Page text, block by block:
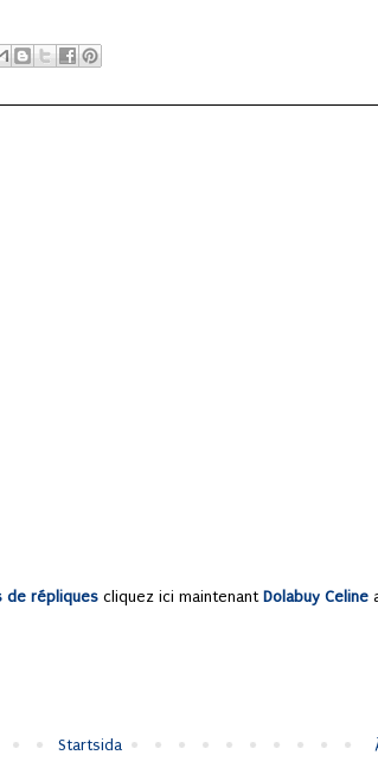
de répliques cliquez ici maintenant Dolabuy Celine
Startsida